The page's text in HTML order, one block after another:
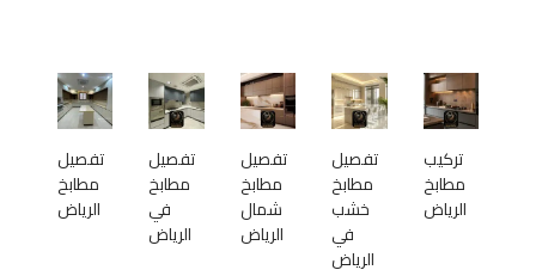
تركيب
مطابخ
الرياض
تفصيل
مطابخ
خشب
في
الرياض
تفصيل
مطابخ
شمال
الرياض
تفصيل
مطابخ
في
الرياض
تفصيل
مطابخ
الرياض